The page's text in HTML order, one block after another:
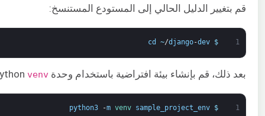
قم بتغيير الدليل الحالي إلى المستودع المستنسخ:
1
$
cd ~/django-dev
بعد ذلك، قم بإنشاء بيئة افتراضية باستخدام وحدة Python venv
1
$
python3 -m venv sample_project_env